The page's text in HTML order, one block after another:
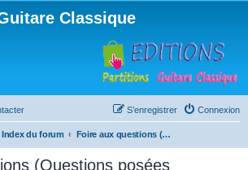
Classique
Connexion
S’enregistrer
Index du forum Foire aux questions (Questions posées fréquemment)
(Questions posées